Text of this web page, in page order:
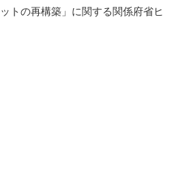
トの再構築」に関する関係府省ヒ